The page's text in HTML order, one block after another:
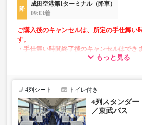
成田空港第1ターミナル（降車）
09:03着
ご購入後のキャンセルは、所定の手仕舞い
す。
・手仕舞い時間終了後のキャンセルはでき
・空港発：始発地出発時刻の10分前まで
・空港方面：前日の22時まで
・AM2～5時の間は「予約・変更」が出
・「空席状況」はリアルタイムではない
もっと見る
4列シート トイレ付き
4列スタンダー
／東武バス